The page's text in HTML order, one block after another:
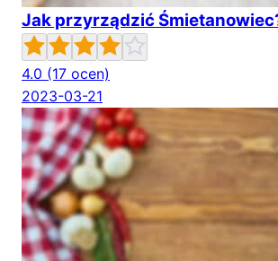
Jak przyrządzić
4.0 (17 ocen)
2023-03-21